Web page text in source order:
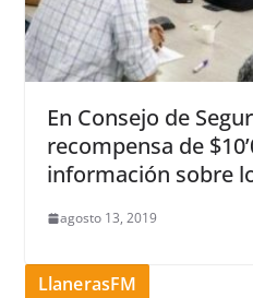
En Consejo de
recompensa de
información sobre
agosto 13, 2019
LlanerasFM